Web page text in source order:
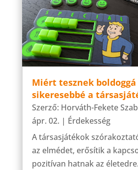
Miért tesznek boldoggá
sikeresebbé a
Szerző: Horváth-Fekete
ápr. 02. | Érdekesség
A társasjátékok
az elmédet, erősítik a
pozitívan hatnak az